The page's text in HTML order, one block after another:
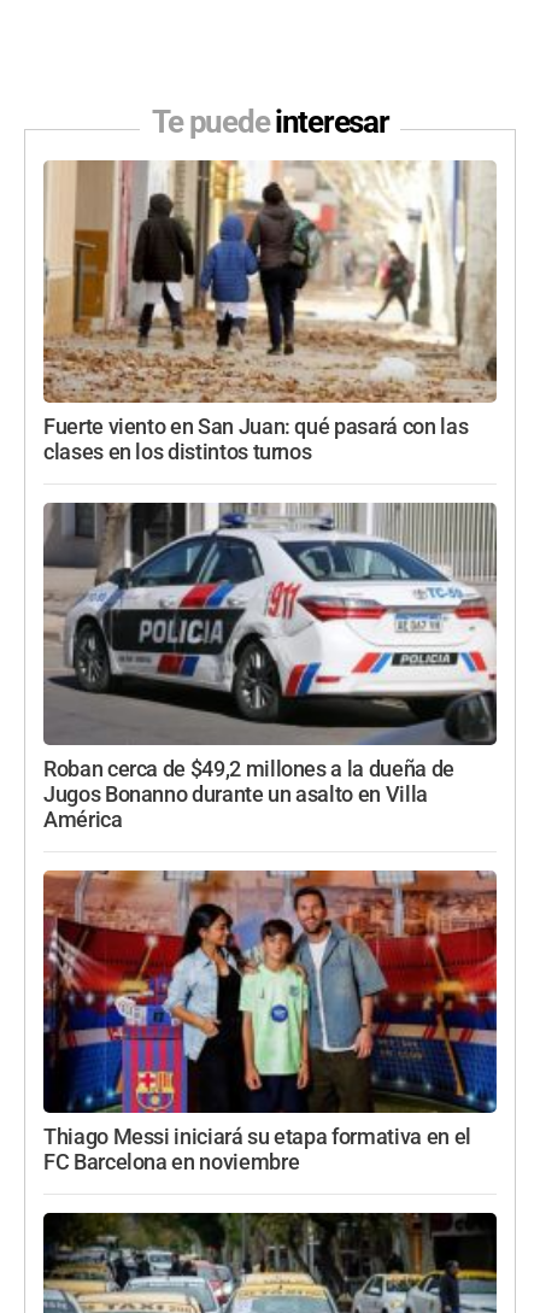
Te puedeinteresar
Fuerte viento en San Juan: qué pasará con las
clases en los distintos turnos
Roban cerca de $49,2 millones a la dueña de
Jugos Bonanno durante un asalto en Villa
América
Thiago Messi iniciará su etapa formativa en el
FC Barcelona en noviembre